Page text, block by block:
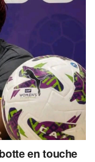
en touche